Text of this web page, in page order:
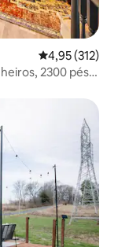
4,95 de uma
4,95 (312)
2300 pés